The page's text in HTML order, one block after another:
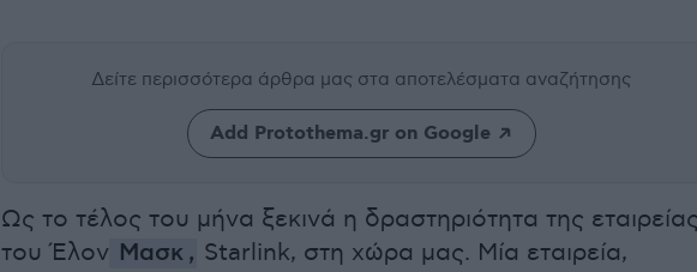
Δείτε περισσότερα άρθρα μας στα αποτελέσματα αναζήτησης
Add Protothema.gr on Google
Ως το τέλος του μήνα ξεκινά η δραστηριότητα της
του Έλον Μασκ , Starlink, στη χώρα μας. Μία εταιρεία,